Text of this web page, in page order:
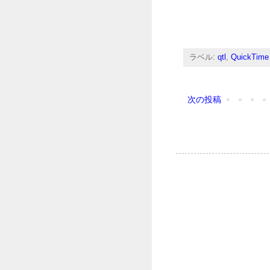
ラベル: qtl , QuickTime
次の投稿